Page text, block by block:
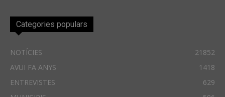
Categories populars
NOTÍCIES
21852
AVUI FA ANYS
1418
ENTREVISTES
629